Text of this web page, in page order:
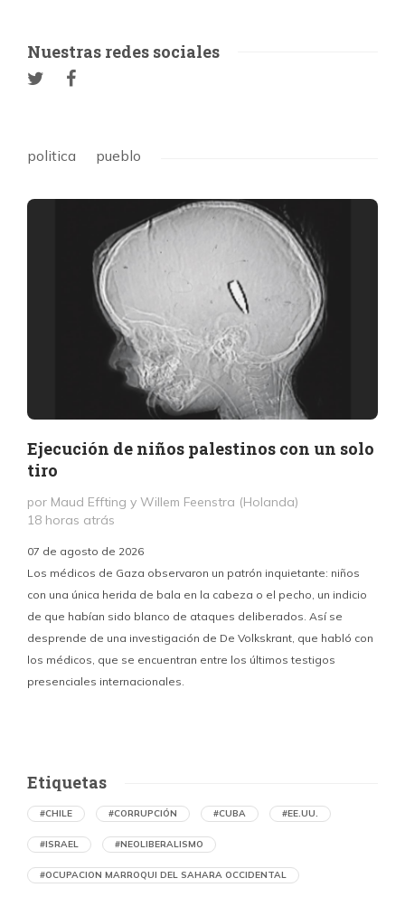
Nuestras redes sociales
politica pueblo
Ejecución de niños palestinos con un solo
tiro
por Maud Effting y Willem Feenstra (Holanda)
18 horas atrás
07 de agosto de 2026
Los médicos de Gaza observaron un patrón inquietante: niños
con una única herida de bala en la cabeza o el pecho, un indicio
de que habían sido blanco de ataques deliberados. Así se
desprende de una investigación de De Volkskrant, que habló con
los médicos, que se encuentran entre los últimos testigos
presenciales internacionales.
Etiquetas
#CHILE #CORRUPCIÓN #CUBA #EE.UU.
#ISRAEL #NEOLIBERALISMO
#OCUPACION MARROQUI DEL SAHARA OCCIDENTAL